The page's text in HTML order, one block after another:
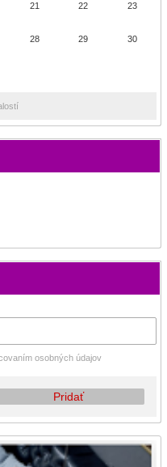
21 22 23
28 29 30
osobných údajov
Pridať